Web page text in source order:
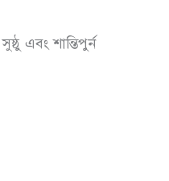
এবং শান্তিপুর্ন